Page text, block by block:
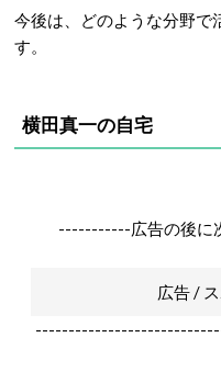
今後は、どのような分野で
す。
横田真一の自宅
-----------広告の後に
広告 /